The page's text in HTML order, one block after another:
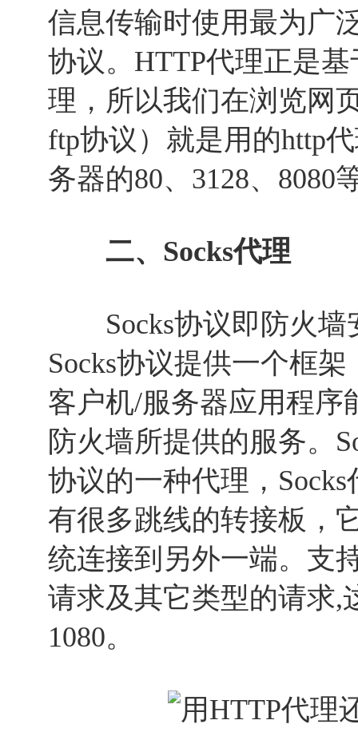
信息传输时使用最为广
协议。HTTP代理正是
理，所以我们在浏览网
ftp协议）就是用的http
务器的80、3128、8080
二、Socks代理
Socks协议即防火墙
Socks协议提供一个框
客户机/服务器应用程序
防火墙所提供的服务。
协议的一种代理，
有很多跳线的转接板，
统连接到另外一端。支
请求及其它类型的请求,
1080。